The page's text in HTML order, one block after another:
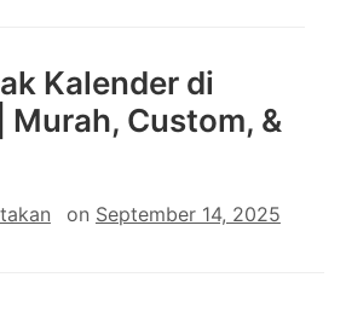
Kalender di
Murah, Custom, &
on September 14, 2025